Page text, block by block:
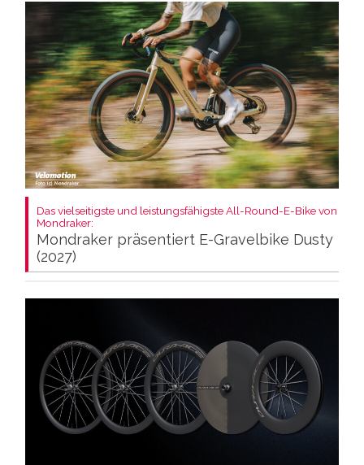
Das vielseitigste und leistungsfähigste All-Round-E-Bike von
Mondraker:
Mondraker präsentiert E-Gravelbike Dusty
(2027)